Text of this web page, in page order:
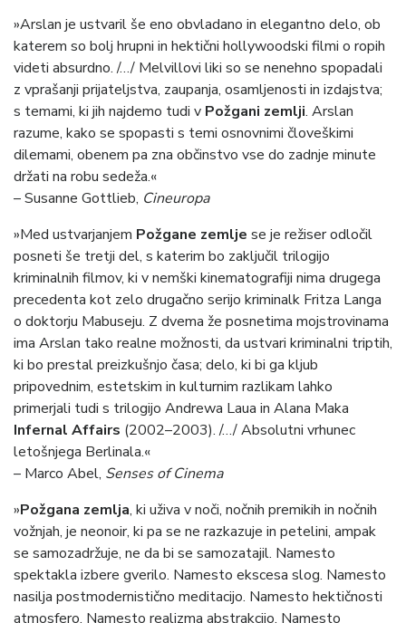
»Arslan je ustvaril še eno obvladano in elegantno delo, ob
katerem so bolj hrupni in hektični hollywoodski filmi o ropih
videti absurdno. /…/ Melvillovi liki so se nenehno spopadali
z vprašanji prijateljstva, zaupanja, osamljenosti in izdajstva;
s temami, ki jih najdemo tudi v Požgani zemlji. Arslan
razume, kako se spopasti s temi osnovnimi človeškimi
dilemami, obenem pa zna občinstvo vse do zadnje minute
držati na robu sedeža.«
– Susanne Gottlieb, Cineuropa
»Med ustvarjanjem Požgane zemlje se je režiser odločil
posneti še tretji del, s katerim bo zaključil trilogijo
kriminalnih filmov, ki v nemški kinematografiji nima drugega
precedenta kot zelo drugačno serijo kriminalk Fritza Langa
o doktorju Mabuseju. Z dvema že posnetima mojstrovinama
ima Arslan tako realne možnosti, da ustvari kriminalni triptih,
ki bo prestal preizkušnjo časa; delo, ki bi ga kljub
pripovednim, estetskim in kulturnim razlikam lahko
primerjali tudi s trilogijo Andrewa Laua in Alana Maka
Infernal Affairs (2002–2003). /…/ Absolutni vrhunec
letošnjega Berlinala.«
– Marco Abel, Senses of Cinema
»Požgana zemlja, ki uživa v noči, nočnih premikih in nočnih
vožnjah, je neonoir, ki pa se ne razkazuje in petelini, ampak
se samozadržuje, ne da bi se samozatajil. Namesto
spektakla izbere gverilo. Namesto ekscesa slog. Namesto
nasilja postmodernistično meditacijo. Namesto hektičnosti
atmosfero. Namesto realizma abstrakcijo. Namesto